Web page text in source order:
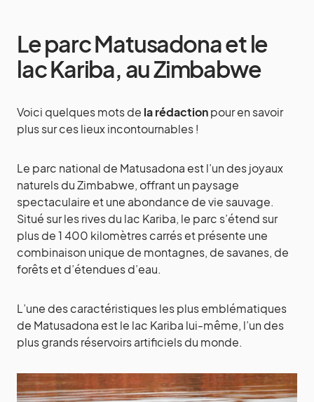
Le parc Matusadona et le
lac Kariba, au Zimbabwe
Voici quelques mots de la rédactionpour en savoir
plus sur ces lieux incontournables !
Le parc national de Matusadona est l’un des joyaux
naturels du Zimbabwe, offrant un paysage
spectaculaire et une abondance de vie sauvage.
Situé sur les rives du lac Kariba, le parc s’étend sur
plus de 1 400 kilomètres carrés et présente une
combinaison unique de montagnes, de savanes, de
forêts et d’étendues d’eau.
L’une des caractéristiques les plus emblématiques
de Matusadona est le lac Kariba lui-même, l’un des
plus grands réservoirs artificiels du monde.